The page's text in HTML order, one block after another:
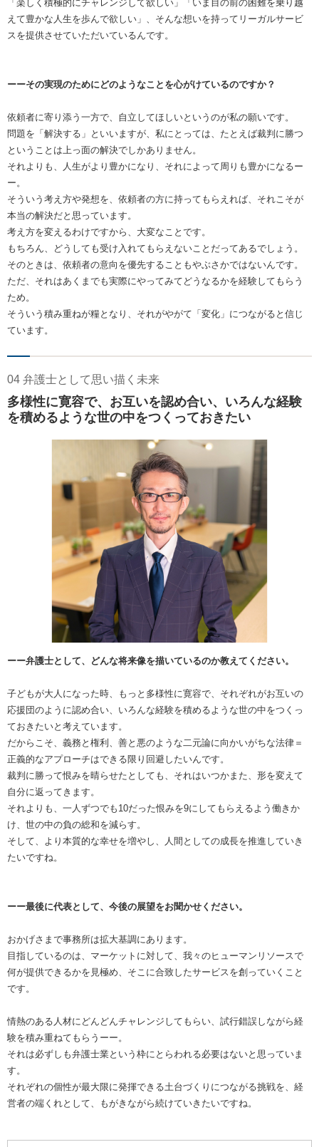
「楽しく積極的にチャレンジして欲しい」「いま目の前の困難を乗り越
えて豊かな人生を歩んで欲しい」、そんな想いを持ってリーガルサービ
スを提供させていただいているんです。
ーーその実現のためにどのようなことを心がけているのですか？
依頼者に寄り添う一方で、自立してほしいというのが私の願いです。
問題を「解決する」といいますが、私にとっては、たとえば裁判に勝つ
ということは上っ面の解決でしかありません。
それよりも、人生がより豊かになり、それによって周りも豊かになるー
ー。
そういう考え方や発想を、依頼者の方に持ってもらえれば、それこそが
本当の解決だと思っています。
考え方を変えるわけですから、大変なことです。
もちろん、どうしても受け入れてもらえないことだってあるでしょう。
そのときは、依頼者の意向を優先することもやぶさかではないんです。
ただ、それはあくまでも実際にやってみてどうなるかを経験してもらう
ため。
そういう積み重ねが糧となり、それがやがて「変化」につながると信じ
ています。
04 弁護士として思い描く未来
多様性に寛容で、お互いを認め合い、いろんな経験
を積めるような世の中をつくっておきたい
ーー弁護士として、どんな将来像を描いているのか教えてください。
子どもが大人になった時、もっと多様性に寛容で、それぞれがお互いの
応援団のように認め合い、いろんな経験を積めるような世の中をつくっ
ておきたいと考えています。
だからこそ、義務と権利、善と悪のような二元論に向かいがちな法律＝
正義的なアプローチはできる限り回避したいんです。
裁判に勝って恨みを晴らせたとしても、それはいつかまた、形を変えて
自分に返ってきます。
それよりも、一人ずつでも10だった恨みを9にしてもらえるよう働きか
け、世の中の負の総和を減らす。
そして、より本質的な幸せを増やし、人間としての成長を推進していき
たいですね。
ーー最後に代表として、今後の展望をお聞かせください。
おかげさまで事務所は拡大基調にあります。
目指しているのは、マーケットに対して、我々のヒューマンリソースで
何が提供できるかを見極め、そこに合致したサービスを創っていくこと
です。
情熱のある人材にどんどんチャレンジしてもらい、試行錯誤しながら経
験を積み重ねてもらうーー。
それは必ずしも弁護士業という枠にとらわれる必要はないと思っていま
す。
それぞれの個性が最大限に発揮できる土台づくりにつながる挑戦を、経
営者の端くれとして、もがきながら続けていきたいですね。